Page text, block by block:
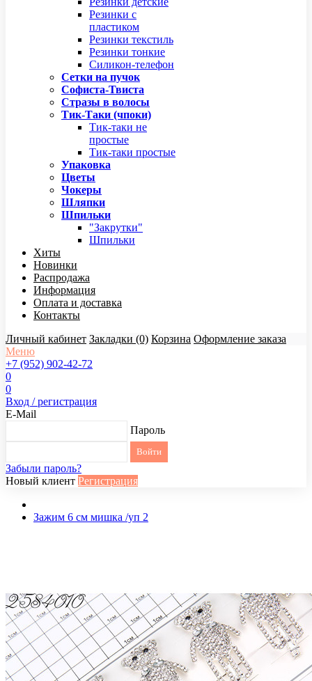
Резинки с
пластиком
Резинки текстиль
Резинки тонкие
Силикон-телефон
Сетки на пучок
Софиста-Твиста
Стразы в волосы
Тик-Таки (чпоки)
Тик-таки не
простые
Тик-таки простые
Упаковка
Цветы
Чокеры
Шляпки
Шпильки
"Закрутки"
Шпильки
Хиты
Новинки
Распродажа
Информация
Оплата и доставка
Контакты
Личный кабинет Закладки (0) Корзина Оформление заказа
Меню
+7 (952) 902-42-72
0
0
Вход / регистрация
E-Mail
Пароль
Забыли пароль?
Новый клиент Регистрация
Зажим 6 см мишка /уп 2